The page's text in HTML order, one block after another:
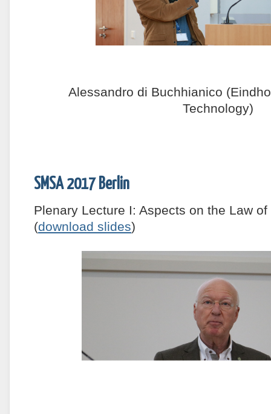
Alessandro di Buchhianico
Technology)
SMSA 2017 Berlin
Plenary Lecture I: Aspects on the Law
(download slides)